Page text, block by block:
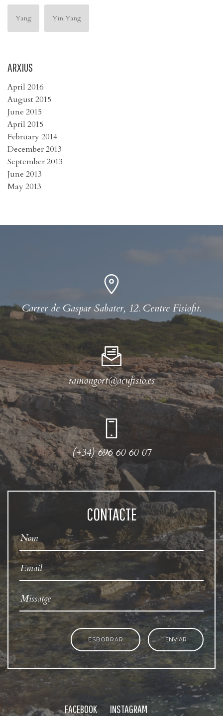
Yang Yin Yang
ARXIUS
April 2016
August 2015
June 2015
April 2015
February 2014
December 2013
September 2013
June 2013
May 2013
Carrer de Gaspar Sabater, 12. Centre Fisiofit.
ramongort@acufisio.es
(+34) 696 60 60 07
CONTACTE
ESBORRAR ENVIAR
FACEBOOK INSTAGRAM